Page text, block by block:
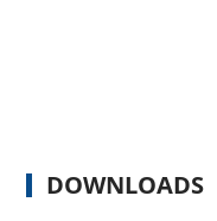
DOWNLOADS